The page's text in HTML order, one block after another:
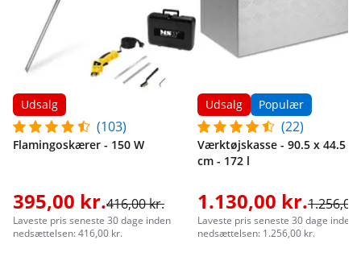
Udsalg
(103)
Flamingoskærer - 150 W
395,00 kr.416,00 kr.
Laveste pris seneste 30 dage inden
nedsættelsen: 416,00 kr.
Udsalg Populær
(22)
Værktøjskasse - 90.5 x 44.5 x
cm - 172 l
1.130,00 kr.
Laveste pris seneste 30 dage inden
nedsættelsen: 1.256,00 kr.